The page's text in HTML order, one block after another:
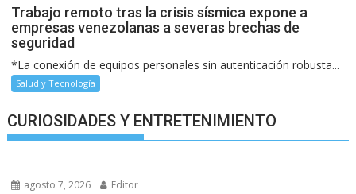
Trabajo remoto tras la crisis sísmica expone a
empresas venezolanas a severas brechas de
seguridad
*La conexión de equipos personales sin autenticación robusta...
Salud y Tecnología
CURIOSIDADES Y ENTRETENIMIENTO
agosto 7, 2026 Editor